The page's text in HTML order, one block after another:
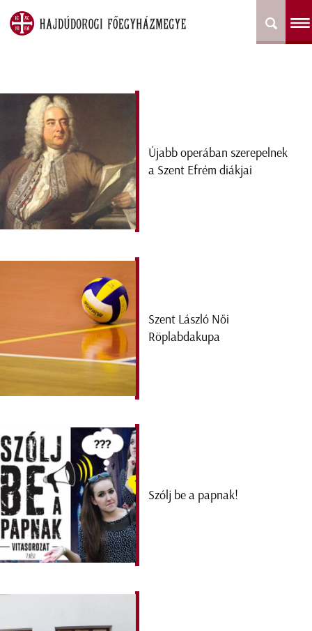
Újabb operában szerepelnek
a Szent Efrém diákjai
Szent László Női
Röplabdakupa
Szólj be a papnak!